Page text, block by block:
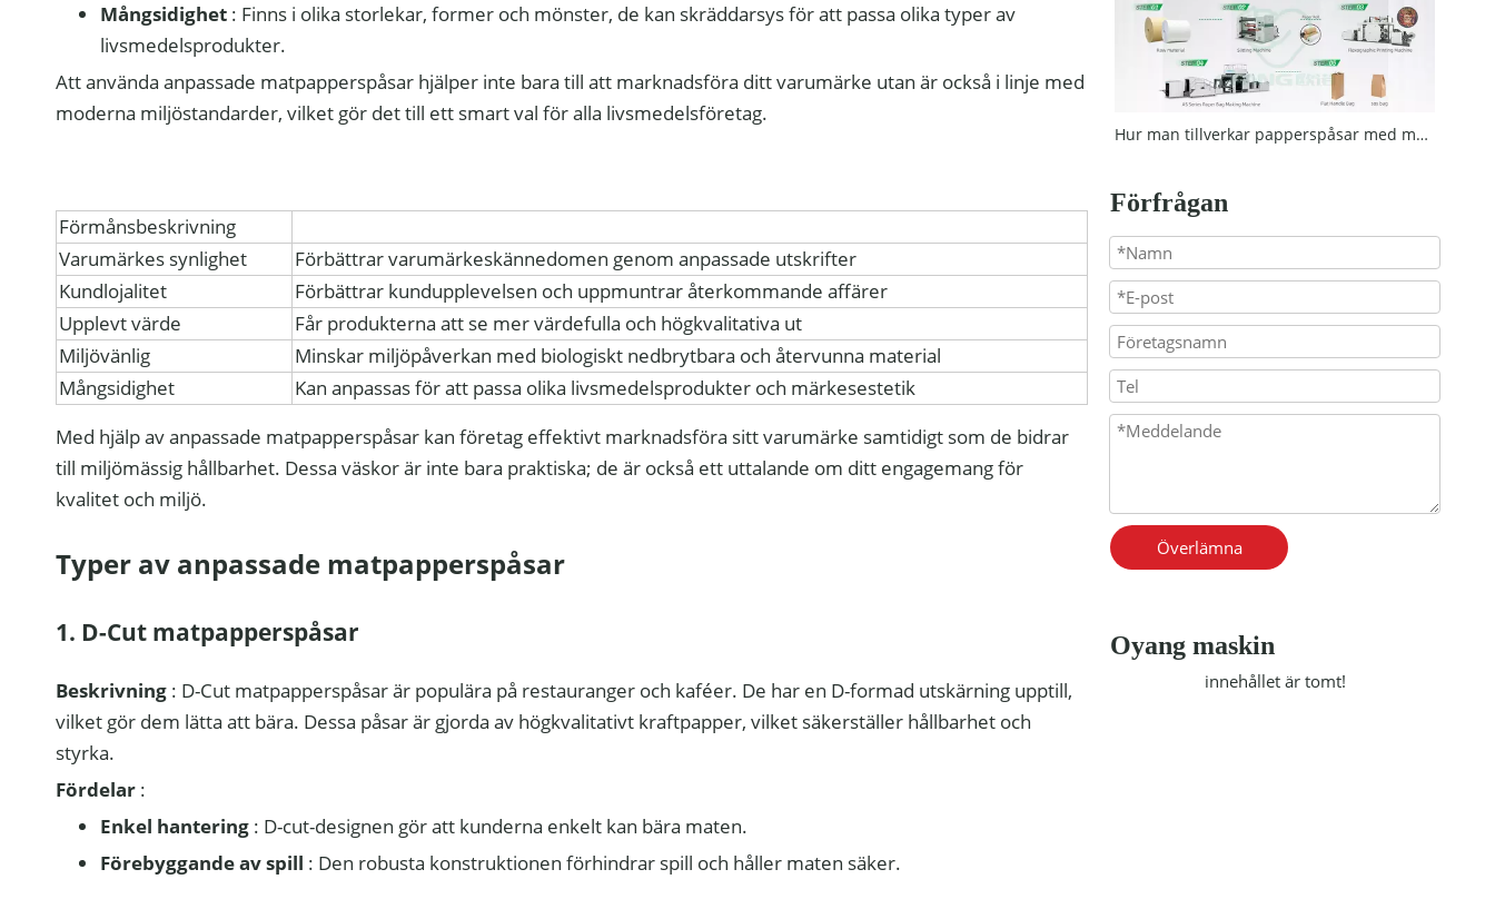
Mångsidighet : Finns i olika storlekar, former och mönster, de kan skräddarsys för att passa olika typer av
livsmedelsprodukter.
Att använda anpassade matpapperspåsar hjälper inte bara till att marknadsföra ditt varumärke utan är också i linje med
moderna miljöstandarder, vilket gör det till ett smart val för alla livsmedelsföretag.
Förmånsbeskrivning
Varumärkes synlighet
Förbättrar varumärkeskännedomen genom anpassade utskrifter
Kundlojalitet
Förbättrar kundupplevelsen och uppmuntrar återkommande affärer
Upplevt värde
Får produkterna att se mer värdefulla och högkvalitativa ut
Miljövänlig
Minskar miljöpåverkan med biologiskt nedbrytbara och återvunna material
Mångsidighet
Kan anpassas för att passa olika livsmedelsprodukter och märkesestetik
Med hjälp av anpassade matpapperspåsar kan företag effektivt marknadsföra sitt varumärke samtidigt som de bidrar
till miljömässig hållbarhet. Dessa väskor är inte bara praktiska; de är också ett uttalande om ditt engagemang för
kvalitet och miljö.
Typer av anpassade matpapperspåsar
1. D-Cut matpapperspåsar
Beskrivning : D-Cut matpapperspåsar är populära på restauranger och kaféer. De har en D-formad utskärning upptill,
vilket gör dem lätta att bära. Dessa påsar är gjorda av högkvalitativt kraftpapper, vilket säkerställer hållbarhet och
styrka.
Fördelar :
Enkel hantering : D-cut-designen gör att kunderna enkelt kan bära maten.
Förebyggande av spill : Den robusta konstruktionen förhindrar spill och håller maten säker.
Hur man tillverkar papperspåsar med maskin
Förfrågan
Överlämna
Oyang maskin
innehållet är tomt!